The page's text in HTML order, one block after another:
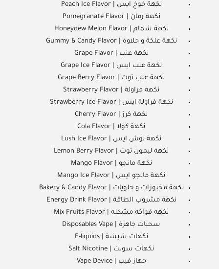
نكهة خوخ ايس | Peach Ice Flavor
نكهة رمان | Pomegranate Flavor
نكهة شمام | Honeydew Melon Flavor
نكهة علكة و حلاوة | Gummy & Candy Flavor
نكهة عنب | Grape Flavor
نكهة عنب ايس | Grape Ice Flavor
نكهة عنب توت | Grape Berry Flavor
نكهة فراولة | Strawberry Flavor
نكهة فراولة ايس | Strawberry Ice Flavor
نكهة كرز | Cherry Flavor
نكهة كولا | Cola Flavor
نكهة لوش ايس | Lush Ice Flavor
نكهة ليمون توت | Lemon Berry Flavor
نكهة مانجو | Mango Flavor
نكهة مانجو ايس | Mango Ice Flavor
نكهة مخبوزات و حلويات | Bakery & Candy Flavor
نكهة مشروب الطاقة | Energy Drink Flavor
نكهه فواكه مشكله | Mix Fruits Flavor
سحبات جاهزة | Disposables Vape
نكهات شيشة | E-liquids
نكهات سولت | Salt Nicotine
جهاز فيب | Vape Device